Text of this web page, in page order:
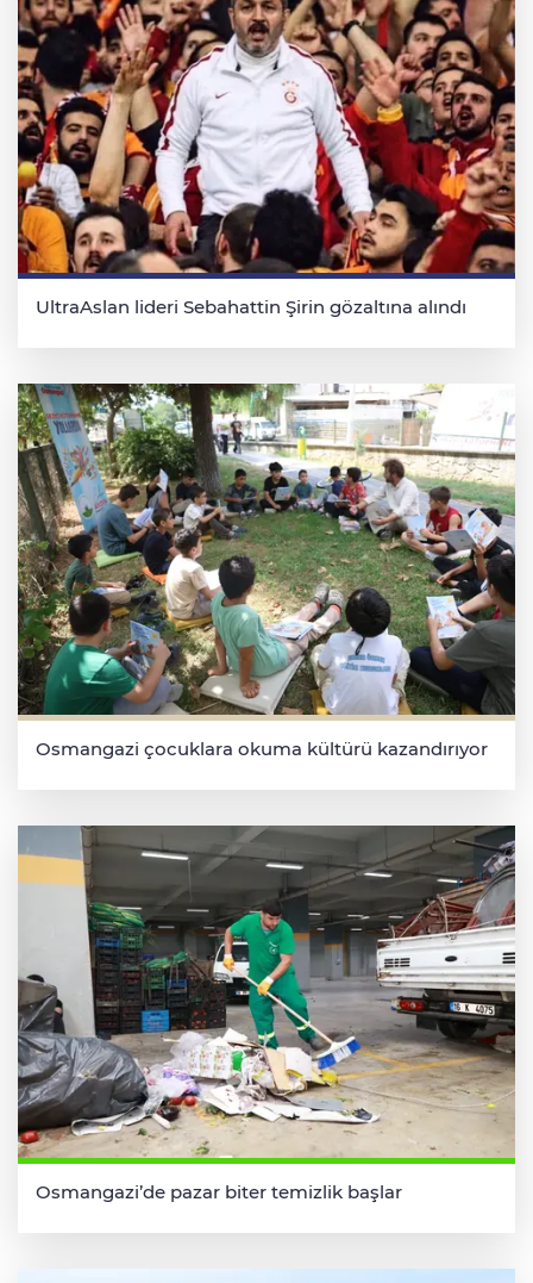
UltraAslan lideri Sebahattin Şirin gözaltına alındı
Osmangazi çocuklara okuma kültürü kazandırıyor
Osmangazi’de pazar biter temizlik başlar